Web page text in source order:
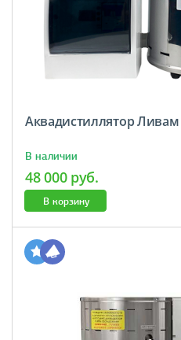
Аквадистиллятор
В наличии
48 000 руб.
В корзину